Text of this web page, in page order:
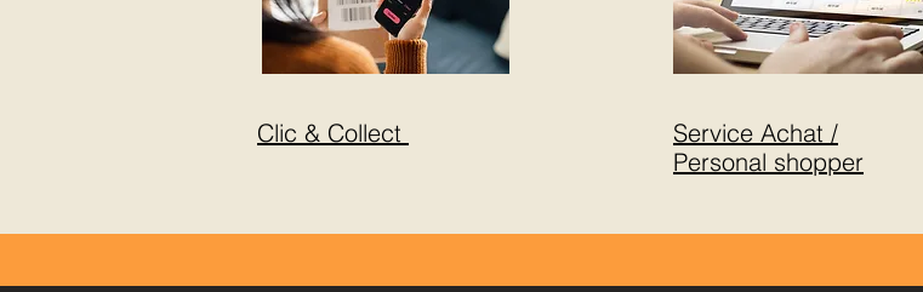
Clic & Collect
Service Achat /
Personal shopper